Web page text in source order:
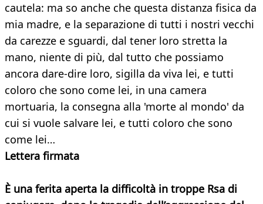
cautela: ma so anche che questa distanza fisica da
mia madre, e la separazione di tutti i nostri vecchi
da carezze e sguardi, dal tener loro stretta la
mano, niente di più, dal tutto che possiamo
ancora dare-dire loro, sigilla da viva lei, e tutti
coloro che sono come lei, in una camera
mortuaria, la consegna alla 'morte al mondo' da
cui si vuole salvare lei, e tutti coloro che sono
come lei…
Lettera firmata
È una ferita aperta la difficoltà in troppe Rsa di